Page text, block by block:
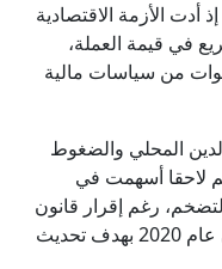
أدت الأزمة الاقتصادية
في قيمة العملة،
من سياسات مالية
المحلي والضغوط
لاحقا أسهمت في
رغم إقرار قانون
جديد للبنك المركزي والقطاع المصرفي عام 2020 بهدف تحديث